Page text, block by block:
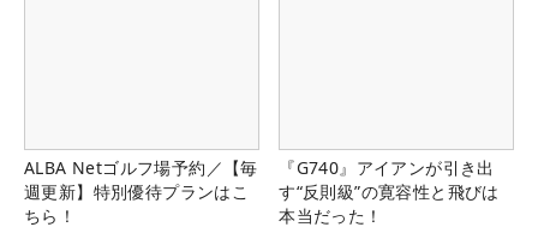
ALBA Netゴルフ場予約／【毎
週更新】特別優待プランはこ
ちら！
『G740』アイアンが引き出
す“反則級”の寛容性と飛びは
本当だった！